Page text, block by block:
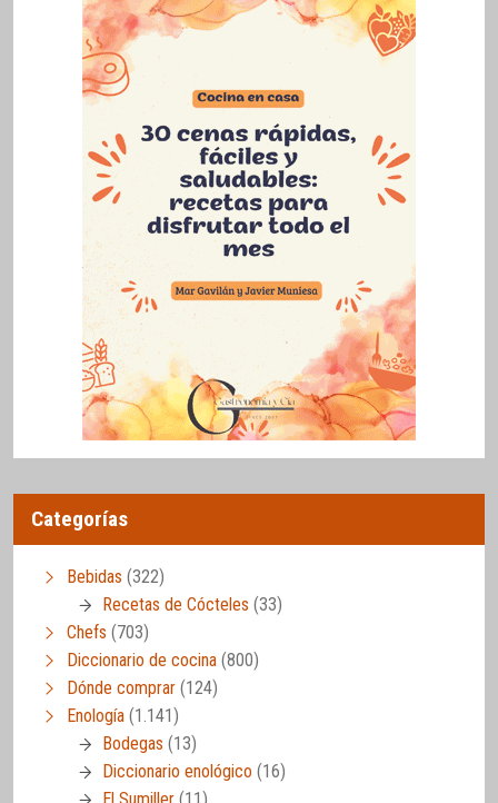
Categorías
Bebidas (322)
Recetas de Cócteles (33)
Chefs (703)
Diccionario de cocina (800)
Dónde comprar (124)
Enología (1.141)
Bodegas (13)
Diccionario enológico (16)